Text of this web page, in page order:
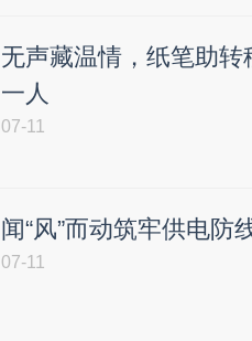
无声藏温情，纸笔助
一人
07-11
闻“风”而动筑牢供电防
07-11